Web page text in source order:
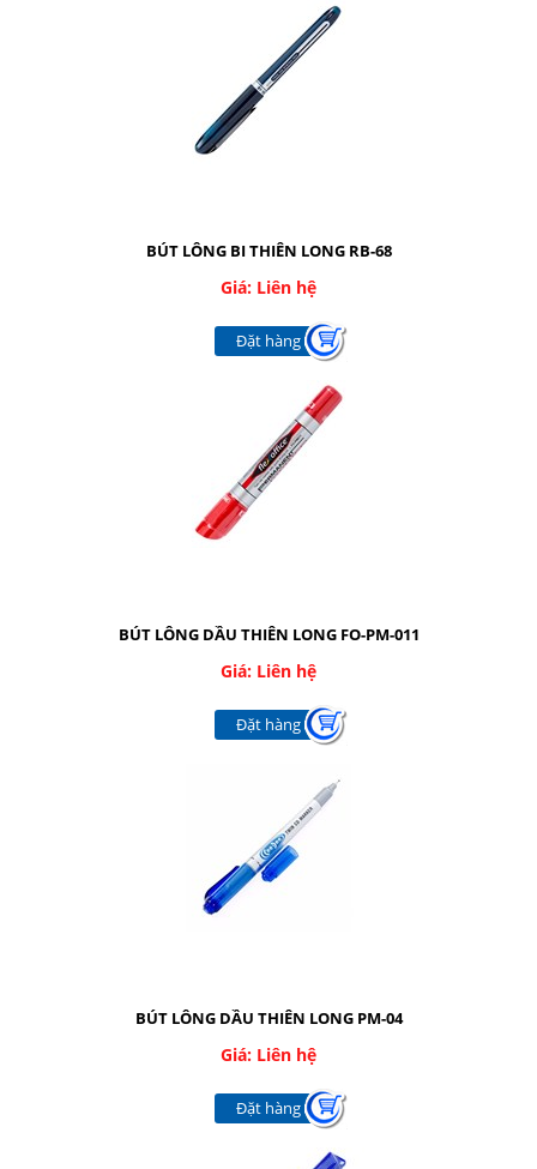
BÚT LÔNG BI THIÊN LONG RB-68
Giá: Liên hệ
Đặt hàng
BÚT LÔNG DẦU THIÊN LONG FO-PM-011
Giá: Liên hệ
Đặt hàng
BÚT LÔNG DẦU THIÊN LONG PM-04
Giá: Liên hệ
Đặt hàng